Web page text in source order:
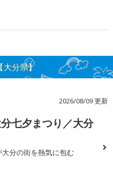
大分県】
2026/08/09 更新
七夕まつり／大分
分の街を熱気に包む